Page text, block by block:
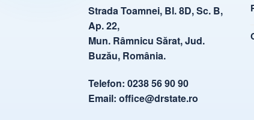
Strada Toamnei, Bl. 8D, Sc. B,
Ap. 22,
Mun. Râmnicu Sărat, Jud.
Buzău, România.
Telefon: 0238 56 90 90
Email: office@drstate.ro